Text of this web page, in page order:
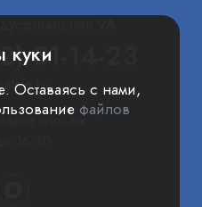
31-14-23
продаж
куки
Оставаясь с нами,
файлов